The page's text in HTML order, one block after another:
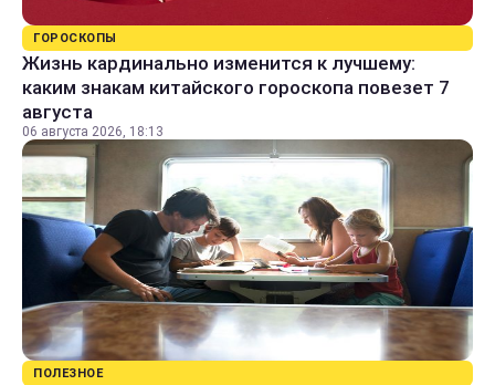
ГОРОСКОПЫ
Жизнь кардинально изменится к лучшему:
каким знакам китайского гороскопа повезет 7
августа
06 августа 2026, 18:13
ПОЛЕЗНОЕ